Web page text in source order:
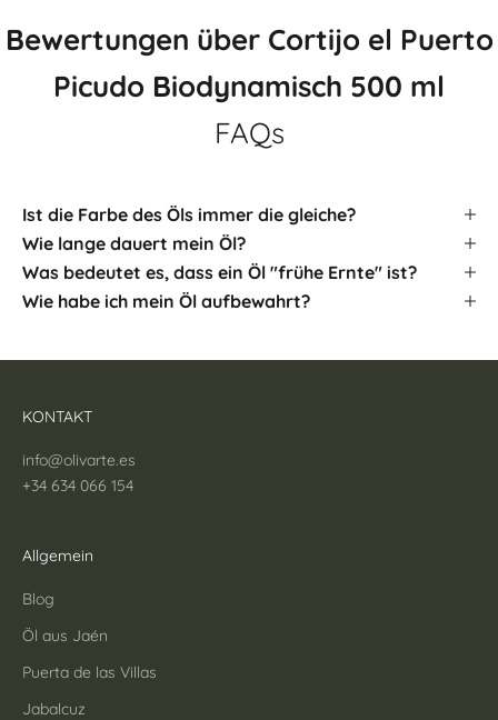
Bewertungen über Cortijo el Puerto
Picudo Biodynamisch 500 ml
FAQs
Ist die Farbe des Öls immer die gleiche?
Wie lange dauert mein Öl?
Was bedeutet es, dass ein Öl "frühe Ernte" ist?
Wie habe ich mein Öl aufbewahrt?
KONTAKT
info@olivarte.es
+34 634 066 154
Allgemein
Blog
Öl aus Jaén
Puerta de las Villas
Jabalcuz